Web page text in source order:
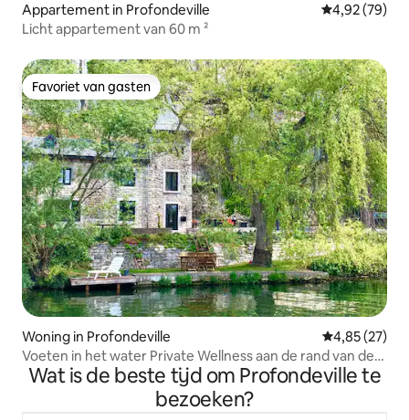
Appartement in Profondeville Gemiddelde
4,92 (79)
Licht appartement van 60 m ²
Favoriet van gasten
Favoriet van gasten
Woning in Profondeville Gemiddelde
4,85 (27)
Voeten in het water Private Wellness aan de rand van de
Maas
Wat is de beste tijd om Profondeville te
bezoeken?